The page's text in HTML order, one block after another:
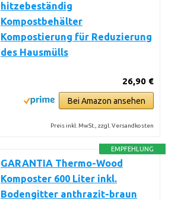
hitzebeständig
Kompostbehälter
Kompostierung für Reduzierung
des Hausmülls
26,90 €
Bei Amazon ansehen
Preis inkl. MwSt., zzgl. Versandkosten
EMPFEHLUNG
GARANTIA Thermo-Wood
Komposter 600 Liter inkl.
Bodengitter anthrazit-braun